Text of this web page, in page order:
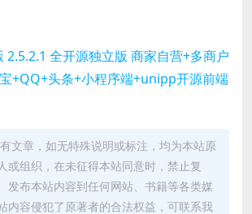
文章，如无特殊说明或标注，均为本站原
或组织，在未征得本站同意时，禁止复
发布本站内容到任何网站、书籍等各类媒
内容侵犯了原著者的合法权益，可联系我